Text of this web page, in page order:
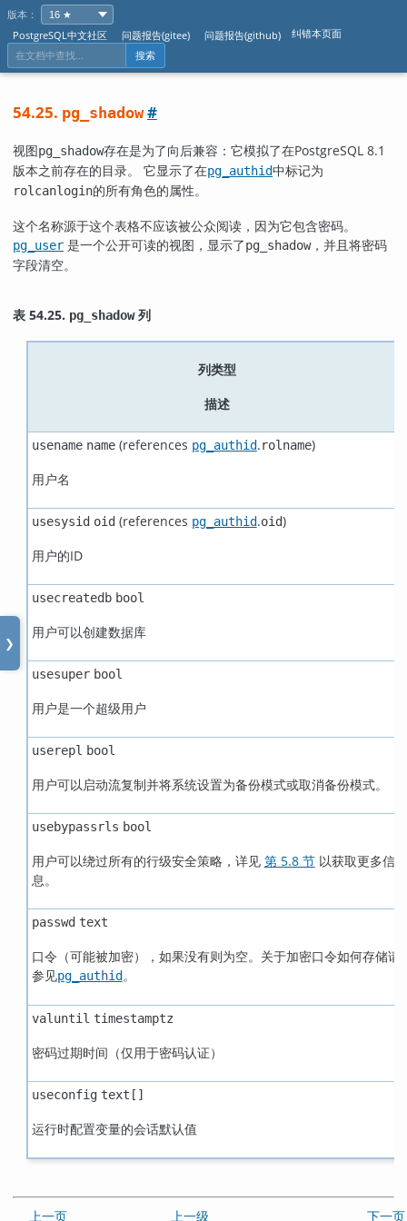
版本：
PostgreSQL中文社区
问题报告(gitee) 问题报告(github) 纠错本页面
搜索
❯
54.25. pg_shadow #
视图pg_shadow存在是为了向后兼容：它模拟了在PostgreSQL 8.1
版本之前存在的目录。 它显示了在pg_authid中标记为
rolcanlogin的所有角色的属性。
这个名称源于这个表格不应该被公众阅读，因为它包含密码。
pg_user 是一个公开可读的视图，显示了pg_shadow，并且将密码
字段清空。
表 54.25. pg_shadow列
列类型
描述
usename name(references pg_authid.rolname)
用户名
usesysid oid(references pg_authid.oid)
用户的ID
usecreatedb bool
用户可以创建数据库
usesuper bool
用户是一个超级用户
userepl bool
用户可以启动流复制并将系统设置为备份模式或取消备份模式。
usebypassrls bool
用户可以绕过所有的行级安全策略，详见 第 5.8 节以获取更多信
息。
passwd text
口令（可能被加密），如果没有则为空。关于加密口令如何存储请
参见pg_authid。
valuntil timestamptz
密码过期时间（仅用于密码认证）
useconfig text[]
运行时配置变量的会话默认值
上一页 上一级 下一页